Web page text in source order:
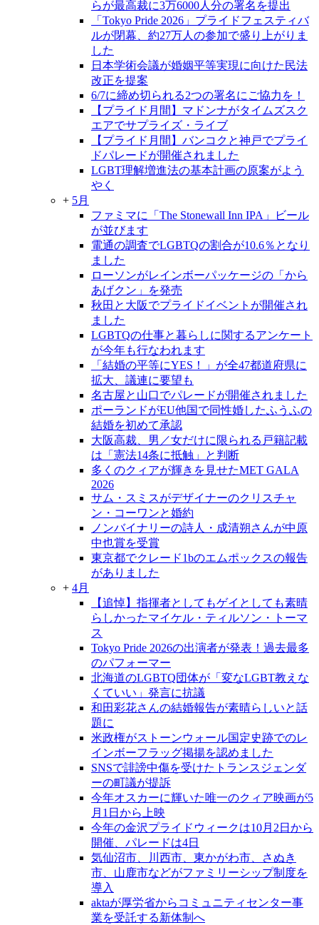
らが最高裁に3万6000人分の署名を提出
「Tokyo Pride 2026」プライドフェスティバ
ルが閉幕、約27万人の参加で盛り上がりま
した
日本学術会議が婚姻平等実現に向けた民法
改正を提案
6/7に締め切られる2つの署名にご協力を！
【プライド月間】マドンナがタイムズスク
エアでサプライズ・ライブ
【プライド月間】バンコクと神戸でプライ
ドパレードが開催されました
LGBT理解増進法の基本計画の原案がよう
やく
+ 5月
ファミマに「The Stonewall Inn IPA」ビール
が並びます
電通の調査でLGBTQの割合が10.6％となり
ました
ローソンがレインボーパッケージの「から
あげクン」を発売
秋田と大阪でプライドイベントが開催され
ました
LGBTQの仕事と暮らしに関するアンケート
が今年も行なわれます
「結婚の平等にYES！」が全47都道府県に
拡大、議連に要望も
名古屋と山口でパレードが開催されました
ポーランドがEU他国で同性婚したふうふの
結婚を初めて承認
大阪高裁、男／女だけに限られる戸籍記載
は「憲法14条に抵触」と判断
多くのクィアが輝きを見せたMET GALA
2026
サム・スミスがデザイナーのクリスチャ
ン・コーワンと婚約
ノンバイナリーの詩人・成清朔さんが中原
中也賞を受賞
東京都でクレード1bのエムポックスの報告
がありました
+ 4月
【追悼】指揮者としてもゲイとしても素晴
らしかったマイケル・ティルソン・トーマ
ス
Tokyo Pride 2026の出演者が発表！過去最多
のパフォーマー
北海道のLGBTQ団体が「変なLGBT教えな
くていい」発言に抗議
和田彩花さんの結婚報告が素晴らしいと話
題に
米政権がストーンウォール国定史跡でのレ
インボーフラッグ掲揚を認めました
SNSで誹謗中傷を受けたトランスジェンダ
ーの町議が提訴
今年オスカーに輝いた唯一のクィア映画が5
月1日から上映
今年の金沢プライドウィークは10月2日から
開催、パレードは4日
気仙沼市、川西市、東かがわ市、さぬき
市、山鹿市などがファミリーシップ制度を
導入
aktaが厚労省からコミュニティセンター事
業を受託する新体制へ